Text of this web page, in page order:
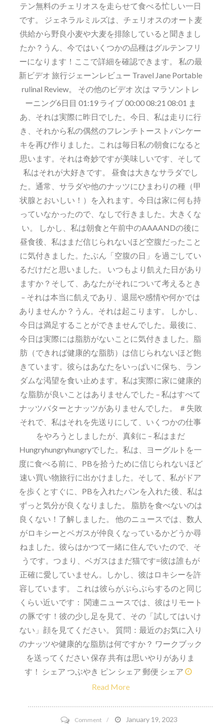
テン無料のチェリオスを走らせて食べる忙しい一日
です。 ジェネラルミルズは、チェリオスのオート麦
供給から野良小麦や大麦を排除していると聞きまし
たか？うん、今ではいくつかの品種はグルテンフリ
ーになります！ここで詳細を確認できます。 私の最
新ビデオ 旅行ジェーンレビュー Travel Jane Portable
rulinal Review。 その他のビデオ 次は マラソントレ
ーニング6日目 01:19 ライブ 00:00 08:21 08:01 ま
あ、それは実際に昨日でした。今日、私は走りに行
き、それから私の偶然のフレンチトーストパンケー
キを再び作りました。これは毎日私の朝食になると
思います。それは奇妙ですが美味しいです、そして
私はそれが大好きです。 昼食は大きなサラダでし
た。通常、サラダや他のナッツにひまわりの種（甲
状腺とおいしい！）を入れます。今日は家に何も持
っていなかったので、なしで行きました。大きくな
い。 しかし、私は朝食と午前中のAAAANDの後に
昼食後、私はまだ信じられないほど空腹だったこと
に気付きました。たぶん「空腹の日」を過ごしてい
るだけだと思いました。 いつもより飢えた日があり
ますか？そして、あなたがそれについて考えるとき
– それは本当に飢えであり、退屈や感情や何かでは
ありませんか？うん。それは起こります。 しかし、
今日は満足することができませんでした。最後に、
今日は実際には脂肪がないことに気付きました。脂
肪（できれば健康的な脂肪）は信じられないほど飽
きています。彼らはあなたをいっぱいに保ち、ラン
ダムな渇望を食い止めます。私は実際に家に健康的
な脂肪が良いことはありませんでした – 私はすべて
ナッツバターとナッツがありませんでした。 ＃失敗
それで、私はそれを先送りにして、いくつかの仕事
をやろうとしましたが、真剣に – 私はまだ
Hungryhungryhungryでした。私は、ヨーグルトを一
度に食べる前に、PBを拾うために信じられないほど
速い買い物旅行に出かけました。そして、私がドア
を歩くとすぐに、PBを入れたパンを入れた後、私は
ずっと気分が良くなりました。 脂肪を食べないのは
良くない！了解しました。 他のニュースでは、数人
がロキシーとベガスが仲良くなっているかどうか尋
ねました。彼らはかつて一緒に住んでいたので、そ
うです。つまり、ベガスはまだ猫です=彼は誰もが
正確に愛していません。しかし、彼はロキシーを許
容しています。 これは彼らがぶらぶらするのと同じ
くらい近いです： 関連ニュースでは、彼はリモート
の豚です！彼の少し足を見て、その「試してはいけ
ない」顔を見てください。 質問：最近のお気に入り
のナッツや健康的な脂肪は何ですか？ ワークブック
を送ってください 保存 共有は思いやりがありま
す！ シェア つぶやき ピン シェア 郵便 シェア
Read More
Commenton
January 19, 2023